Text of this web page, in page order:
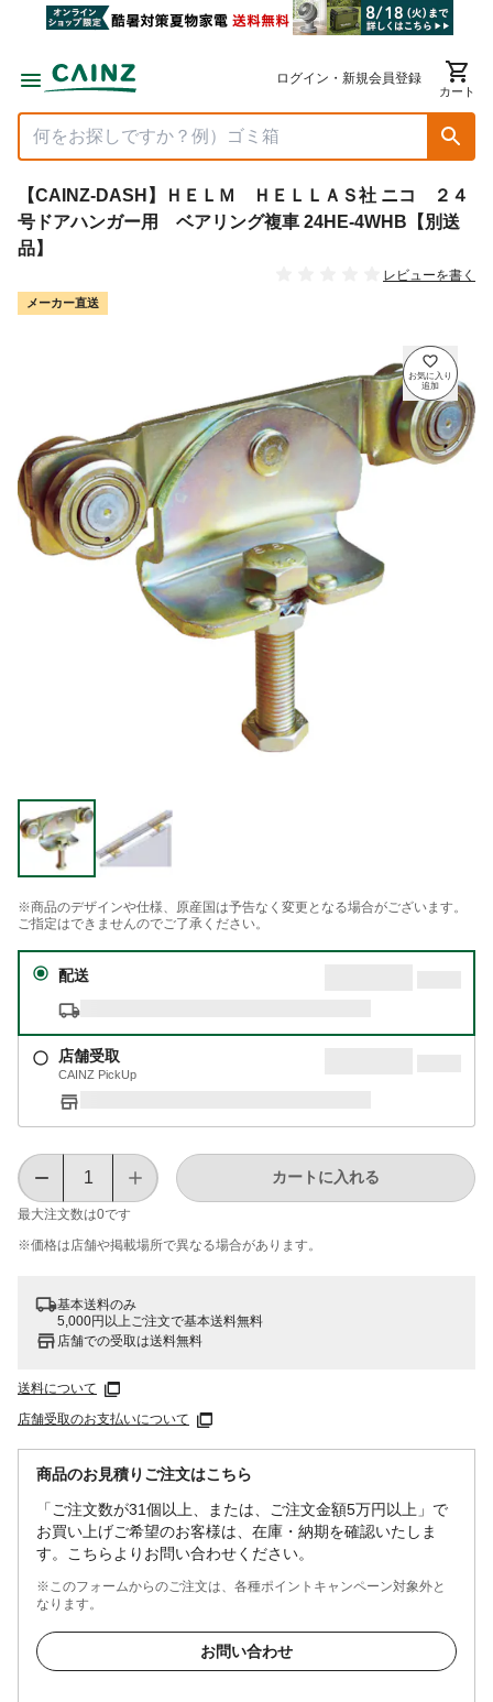
ログイン・新規会員登録
カート
【CAINZ-DASH】ＨＥＬＭ ＨＥＬＬＡＳ社 ニコ ２４
号ドアハンガー用 ベアリング複車 24HE-4WHB【別送
品】
レビューを書く
メーカー直送
※商品のデザインや仕様、原産国は予告なく変更となる場合がございます。
ご指定はできませんのでご了承ください。
配送
店舗受取
CAINZ PickUp
最大注文数は0です
カートに入れる
※価格は​店舗や​掲載場所で​異なる​場合が​あります。
基本送料のみ
5,000円以上ご注文で基本送料無料
店舗での受取は送料無料
送料について
店舗受取のお支払いについて
商品のお見積りご注文はこちら
「ご注文数が31個以上、または、ご注文金額5万円以上」で
お買い上げご希望のお客様は、在庫・納期を確認いたしま
す。こちらよりお問い合わせください。
※このフォームからのご注文は、各種ポイントキャンペーン対象外と
なります。
お問い合わせ